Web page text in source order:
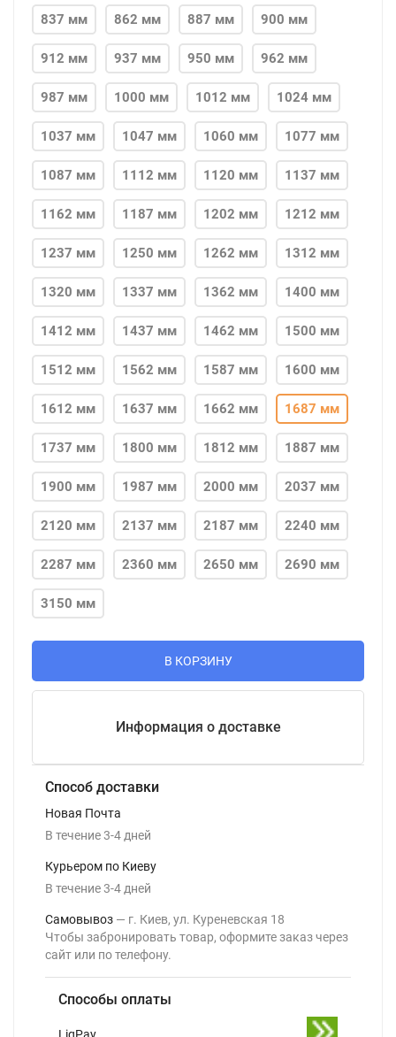
837 мм 862 мм 887 мм 900 мм
912 мм 937 мм 950 мм 962 мм
987 мм 1000 мм 1012 мм 1024 мм
1037 мм 1047 мм 1060 мм 1077 мм
1087 мм 1112 мм 1120 мм 1137 мм
1162 мм 1187 мм 1202 мм 1212 мм
1237 мм 1250 мм 1262 мм 1312 мм
1320 мм 1337 мм 1362 мм 1400 мм
1412 мм 1437 мм 1462 мм 1500 мм
1512 мм 1562 мм 1587 мм 1600 мм
1612 мм 1637 мм 1662 мм 1687 мм
1737 мм 1800 мм 1812 мм 1887 мм
1900 мм 1987 мм 2000 мм 2037 мм
2120 мм 2137 мм 2187 мм 2240 мм
2287 мм 2360 мм 2650 мм 2690 мм
3150 мм
В КОРЗИНУ
Информация о доставке
Способ доставки
Новая Почта
В течение3-4 дней
Курьером по Киеву
В течение3-4 дней
Самовывоз
г. Киев, ул. Куреневская 18
Чтобы забронировать товар, оформите заказ через
сайт или по телефону.
Способы оплаты
LiqPay